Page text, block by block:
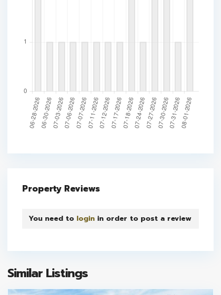
Property Reviews
You need to login in order to post a review
Similar Listings